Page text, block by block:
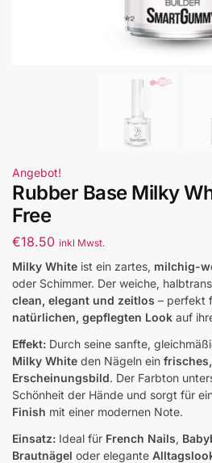
Angebot!
Rubber Base Milky
Free
€18.50 inkl Mwst.
Milky White ist ein zartes, milchig-
oder Schimmer. Der weiche,
clean, elegant und zeitlos – perfekt
natürlichen, gepflegten Look auf
Effekt: Durch seine sanfte,
Milky White den Nägeln ein
Erscheinungsbild. Der Farbton
Schönheit der Hände und sorgt für
Finish mit einer modernen Note.
Einsatz: Ideal für French Nails,
Brautnägel oder elegante